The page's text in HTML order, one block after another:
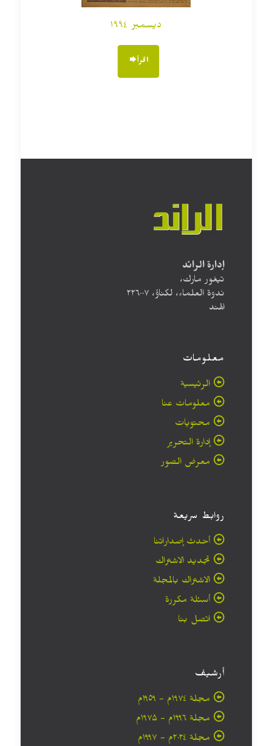
ديسمبر ١٩٩٤
اقرأ
إدارة الرائد
تيغور مارك،
ندوة العلماء، لكناؤ، ۲۲٦۰۰۷
الهند
معلومات
الرئيسية
معلومات عنا
محتويات
إدارة التحرير
معرض الصور
روابط سريعة
أحدث إصداراتنا
تجديد الاشتراك
الاشتراك بالمجلة
أسئلة مكررة
اتصل بنا
أرشيف
مجلة ۱۹۷٤م - ١٩٥٩م
مجلة ۱۹۹٦م - ۱۹۷۵م
مجلة ۲۰۲٤م - ۱۹۹۷م